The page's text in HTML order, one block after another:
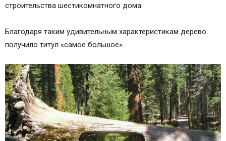
строительства шестикомнатного дома.
Благодаря таким удивительным характеристикам дерево
получило титул «самое большое».